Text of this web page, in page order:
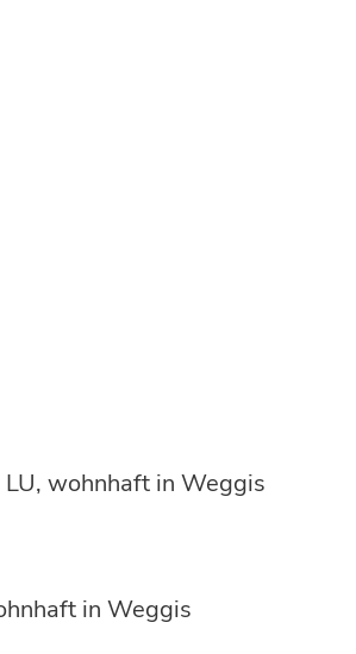
wohnhaft in Weggis
in Weggis